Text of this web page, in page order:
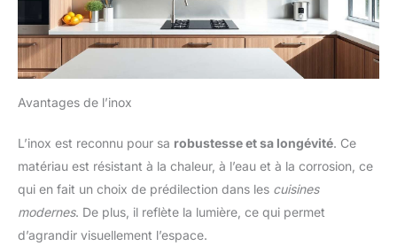
Avantages de l’inox
L’inox est reconnu pour sa robustesse et sa longévité. Ce
matériau est résistant à la chaleur, à l’eau et à la corrosion, ce
qui en fait un choix de prédilection dans les cuisines
modernes. De plus, il reflète la lumière, ce qui permet
d’agrandir visuellement l’espace.